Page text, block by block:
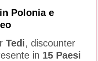
Polonia e
Tedi, discounter
in 15 Paesi